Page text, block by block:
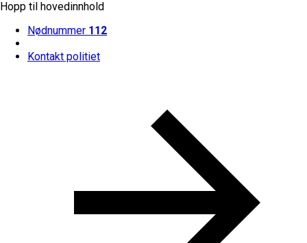
Hopp til hovedinnhold
Nødnummer 112
Kontakt politiet